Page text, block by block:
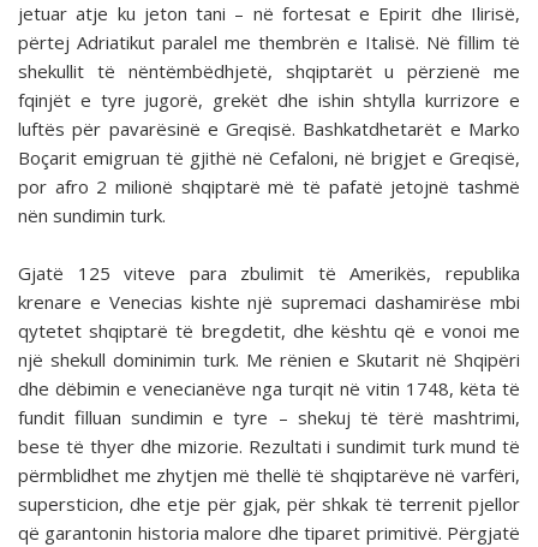
jetuar atje ku jeton tani – në fortesat e Epirit dhe Ilirisë,
përtej Adriatikut paralel me thembrën e Italisë. Në fillim të
shekullit të nëntëmbëdhjetë, shqiptarët u përzienë me
fqinjët e tyre jugorë, grekët dhe ishin shtylla kurrizore e
luftës për pavarësinë e Greqisë. Bashkatdhetarët e Marko
Boçarit emigruan të gjithë në Cefaloni, në brigjet e Greqisë,
por afro 2 milionë shqiptarë më të pafatë jetojnë tashmë
nën sundimin turk.
Gjatë 125 viteve para zbulimit të Amerikës, republika
krenare e Venecias kishte një supremaci dashamirëse mbi
qytetet shqiptarë të bregdetit, dhe kështu që e vonoi me
një shekull dominimin turk. Me rënien e Skutarit në Shqipëri
dhe dëbimin e venecianëve nga turqit në vitin 1748, këta të
fundit filluan sundimin e tyre – shekuj të tërë mashtrimi,
bese të thyer dhe mizorie. Rezultati i sundimit turk mund të
përmblidhet me zhytjen më thellë të shqiptarëve në varfëri,
supersticion, dhe etje për gjak, për shkak të terrenit pjellor
që garantonin historia malore dhe tiparet primitivë. Përgjatë